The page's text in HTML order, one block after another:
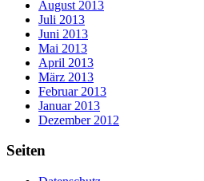
August 2013
Juli 2013
Juni 2013
Mai 2013
April 2013
März 2013
Februar 2013
Januar 2013
Dezember 2012
Seiten